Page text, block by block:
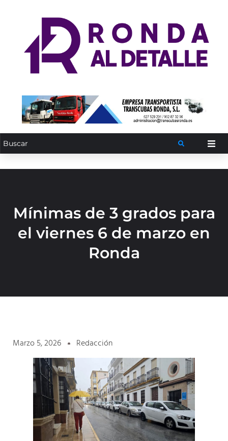
Mínimas de 3 grados para
el viernes 6 de marzo en
Ronda
Marzo 5, 2026 Redacción